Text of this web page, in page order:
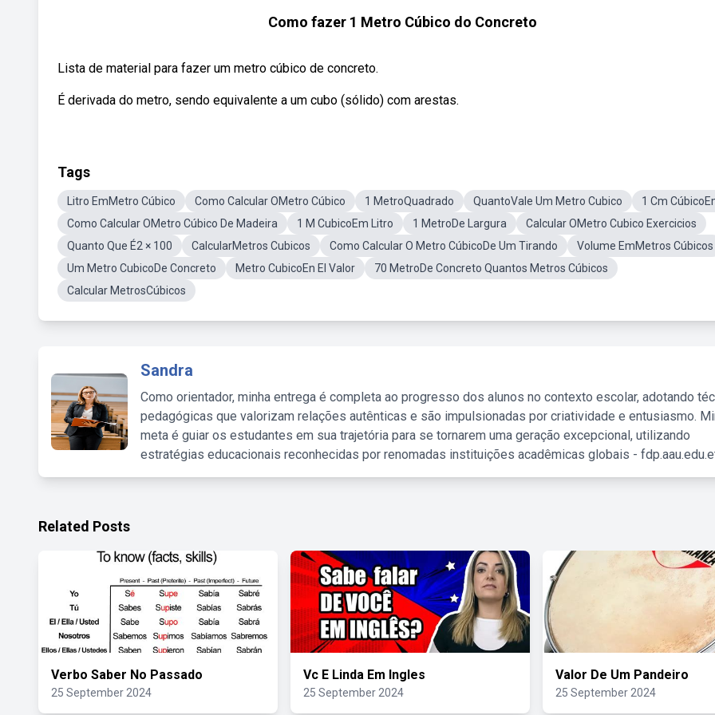
Como fazer 1 Metro Cúbico do Concreto
Lista de material para fazer um metro cúbico de concreto.
É derivada do metro, sendo equivalente a um cubo (sólido) com arestas.
Tags
Litro EmMetro Cúbico Como Calcular OMetro Cúbico 1 MetroQuadrado QuantoVale Um Metro Cubico
1 Cm
Como Calcular OMetro Cúbico De Madeira
1 M CubicoEm Litro 1 MetroDe Largura
Calcular OMetro Cubico Exercicios
Quanto Que É2 × 100
CalcularMetros Cubicos Como Calcular O Metro CúbicoDe Um Tirando
Volume EmMetros Cúbicos
Um Metro CubicoDe Concreto
Metro CubicoEn El Valor
70 MetroDe Concreto Quantos Metros Cúbicos
Calcular MetrosCúbicos
Sandra
Como orientador, minha entrega é completa ao progresso dos alunos no contexto escolar, adotando
pedagógicas que valorizam relações autênticas e são impulsionadas por criatividade e entusiasmo.
meta é guiar os estudantes em sua trajetória para se tornarem uma geração excepcional, utilizando
estratégias educacionais reconhecidas por renomadas instituições acadêmicas globais -
Related Posts
Verbo Saber No Passado
25 September 2024
Vc E Linda Em Ingles
25 September 2024
Valor De Um Pandeiro
25 September 2024